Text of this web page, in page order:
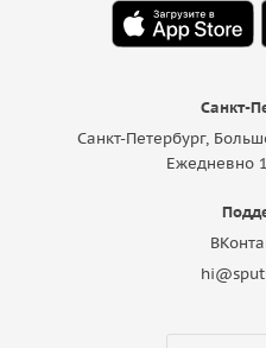
Санкт-
Санкт-Петербург,
Ежедневно